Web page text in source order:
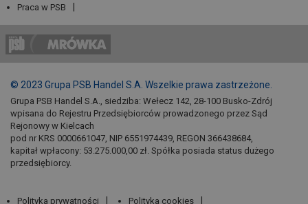
Praca w PSB
© 2023 Grupa PSB Handel S.A. Wszelkie prawa zastrzeżone.
Grupa PSB Handel S.A., siedziba: Wełecz 142, 28-100 Busko-Zdrój
wpisana do Rejestru Przedsiębiorców prowadzonego przez Sąd
Rejonowy w Kielcach
pod nr KRS 0000661047, NIP 6551974439, REGON 366438684,
kapitał wpłacony: 53.275.000,00 zł. Spółka posiada status dużego
przedsiębiorcy.
Polityka prywatności Polityka cookies